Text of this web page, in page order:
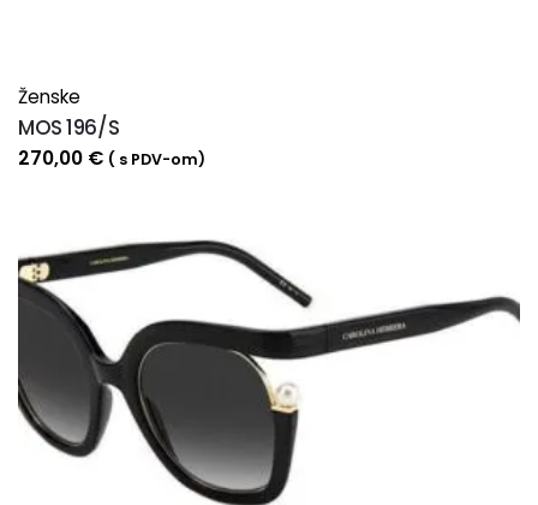
Ženske
MOS 196/S
270,00 € ( s PDV-om)